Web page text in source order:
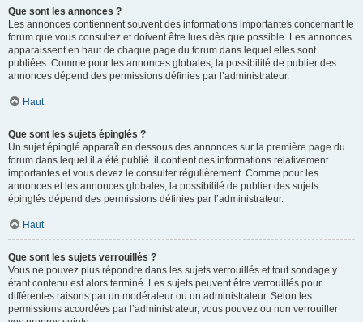
Que sont les annonces ?
Les annonces contiennent souvent des informations importantes concernant le
forum que vous consultez et doivent être lues dès que possible. Les annonces
apparaissent en haut de chaque page du forum dans lequel elles sont
publiées. Comme pour les annonces globales, la possibilité de publier des
annonces dépend des permissions définies par l’administrateur.
Haut
Que sont les sujets épinglés ?
Un sujet épinglé apparaît en dessous des annonces sur la première page du
forum dans lequel il a été publié. il contient des informations relativement
importantes et vous devez le consulter régulièrement. Comme pour les
annonces et les annonces globales, la possibilité de publier des sujets
épinglés dépend des permissions définies par l’administrateur.
Haut
Que sont les sujets verrouillés ?
Vous ne pouvez plus répondre dans les sujets verrouillés et tout sondage y
étant contenu est alors terminé. Les sujets peuvent être verrouillés pour
différentes raisons par un modérateur ou un administrateur. Selon les
permissions accordées par l’administrateur, vous pouvez ou non verrouiller